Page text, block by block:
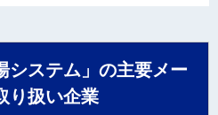
システム」の主要メー
り扱い企業